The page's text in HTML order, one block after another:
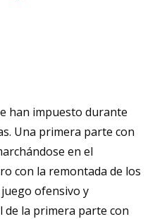
han impuesto durante
Una primera parte con
en el
con la remontada de los
ofensivo y
la primera parte con